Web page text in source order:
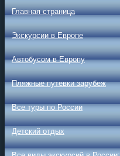
Главная страница
Экскурсии в Европе
Автобусом в Европу
Пляжные путевки зарубеж
Все туры по России
Детский отдых